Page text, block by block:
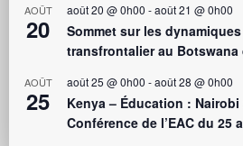
AOÛT
20
août 20 @ 0h00 -août 21 @ 0h00
Sommet sur les
transfrontalier au Botswana
AOÛT
25
août 25 @ 0h00 -août 28 @ 0h00
Kenya – Éducation :
Conférence de l’EAC du 25